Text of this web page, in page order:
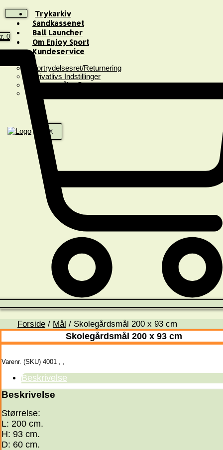
Trykarkiv
Sandkassenet
Ball Launcher
Om Enjoy Sport
Kundeservice
Fortrydelsesret/Returnering
Privatlivs Indstillinger
Spørgsmål & Svar
X
0
Forside / Mål / Skolegårdsmål 200 x 93 cm
Skolegårdsmål 200 x 93 cm
Varenr. (SKU) 4001 , ,
Beskrivelse
Beskrivelse
Størrelse:
L: 200 cm.
H: 93 cm.
D: 60 cm.